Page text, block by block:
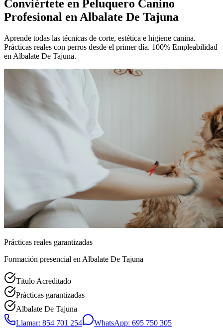
Conviértete en Peluquero Canino
Profesional en Albalate De Tajuna
Aprende todas las técnicas de corte, estética e higiene canina.
Prácticas reales con perros desde el primer día. 100% Empleabilidad
en Albalate De Tajuna.
Prácticas reales garantizadas
Formación presencial en Albalate De Tajuna
Título Acreditado
Prácticas garantizadas
Albalate De Tajuna
Llamar: 854 701 254
WhatsApp: 695 750 305